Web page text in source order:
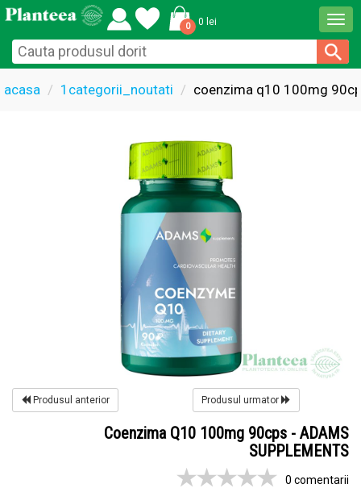
0 0 lei
acasa 1categorii_noutati coenzima q10 100mg
Produsul anterior Produsul urmator
Coenzima Q10 100mg 90cps - ADAMS
SUPPLEMENTS
0 comentarii